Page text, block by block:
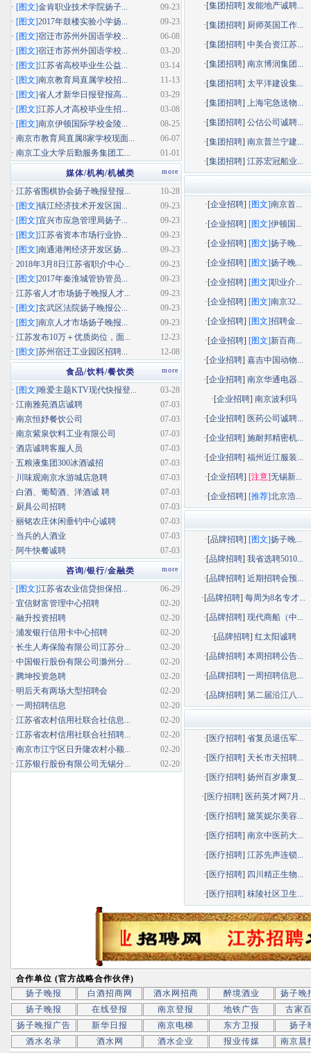
·[集团招聘]发能地产诚聘...
·[集团招聘] 厨师英国工作...
·[集团招聘]中美合资江苏...
·[集团招聘]南京博润集团...
·[集团招聘]太平洋建设集...
·[集团招聘]上海宅急送物...
·[集团招聘]公估公司诚聘...
·[集团招聘]南京普兰宁建...
·[集团招聘]江苏宏冠船业...
·[企业招聘] [图文]南京首...
·[企业招聘] [图文]伊顿国...
·[企业招聘] [图文]扬子晚...
·[企业招聘] [图文]扬子晚...
·[企业招聘] [图文]职业介...
·[企业招聘] [图文]南京32...
·[企业招聘] [图文]招聘金...
·[企业招聘] [图文]新百商...
·[企业招聘]嘉吉中国动物...
·[企业招聘]南京华通电器...
·[企业招聘] 南京波利玛
·[企业招聘] 医药公司诚聘...
·[企业招聘]施耐邦精密机...
·[企业招聘]福州近江服装...
·[企业招聘] [注意]无锡新...
·[企业招聘] [推荐]北京浩...
·[品牌招聘] [图文]扬子晚...
·[品牌招聘]我省选聘5010...
·[品牌招聘]近期招聘会预...
·[品牌招聘]每周为8名专才...
·[品牌招聘]现代商船（中...
·[品牌招聘] 红太阳诚聘
·[品牌招聘]本周招聘公告...
·[品牌招聘]一周招聘信息...
·[品牌招聘]第二届沿江八...
·[医疗招聘]省复员退伍军...
·[医疗招聘] 天长市天招聘...
·[医疗招聘]扬州百岁康复...
·[医疗招聘] 医药英才网7月...
·[医疗招聘]黛芙妮尔美容...
·[医疗招聘]南京中医药大...
·[医疗招聘]江苏先声连锁...
·[医疗招聘] 四川精正生物...
·[医疗招聘]秣陵社区卫生...
09-23
· [图文]金肯职业技术学院扬子...
09-23
· [图文]2017年鼓楼实验小学扬...
06-08
· [图文]宿迁市苏州外国语学校...
03-20
· [图文]宿迁市苏州外国语学校...
03-14
· [图文]江苏省高校毕业生公益...
11-13
· [图文]南京教育局直属学校招...
03-29
· [图文]省人才新华日报登报高...
03-08
· [图文]江苏人才高校毕业生招...
08-25
· [图文]南京伊顿国际学校金陵...
06-07
· 南京市教育局直属8家学校现面...
01-01
· 南京工业大学后勤服务集团工...
more
媒体/机构/机械类
10-28
· 江苏省围棋协会扬子晚报登报...
09-23
· [图文]镇江经济技术开发区国...
09-23
· [图文]宜兴市应急管理局扬子...
09-23
· [图文]江苏省资本市场行业协...
09-23
· [图文]南通港闸经济开发区扬...
09-23
· 2018年3月8日江苏省职介中心...
09-23
· [图文]2017年秦淮城管协管员...
09-23
· 江苏省人才市场扬子晚报人才...
09-23
· [图文]玄武区法院扬子晚报公...
09-23
· [图文]南京人才市场扬子晚报...
12-23
· 江苏发布10万＋优质岗位，面...
12-08
· [图文]苏州宿迁工业园区招聘...
more
食品/饮料/餐饮类
03-28
· [图文]唯爱主题KTV现代快报登...
07-03
· 江南雅苑酒店诚聘
07-03
· 南京恒妤餐饮公司
07-03
· 南京紫泉饮料工业有限公司
07-03
· 酒店诚聘客服人员
07-03
· 五粮液集团300冰酒诚招
07-03
· 川味观南京水游城店急聘
07-03
· 白酒、葡萄酒、洋酒诚 聘
07-03
· 厨具公司招聘
07-03
· 丽铭农庄休闲垂钓中心诚聘
07-03
· 当兵的人酒业
07-03
· 阿牛快餐诚聘
more
咨询/银行/金融类
06-29
· [图文]江苏省农业信贷担保招...
02-20
· 宜信财富管理中心招聘
02-20
· 融升投资招聘
02-20
· 浦发银行信用卡中心招聘
02-20
· 长生人寿保险有限公司江苏分...
02-20
· 中国银行股份有限公司滁州分...
02-20
· 腾坤投资急聘
02-20
· 明后天有两场大型招聘会
02-20
· 一周招聘信息
02-20
· 江苏省农村信用社联合社信息...
02-20
· 江苏省农村信用社联合社招聘...
02-20
· 南京市江宁区日升隆农村小额...
02-20
· 江苏银行股份有限公司无锡分...
合作单位 (官方战略合作伙伴)
扬子晚报
白酒招商网 酒水网招商 醉境酒业
扬子晚
扬子晚报
在线登报 南京登报 地铁广告
古家
扬子晚报广告
新华日报 南京电梯 东方卫报
扬子
酒水名录
酒水网 酒水企业 报业传媒 南京晨